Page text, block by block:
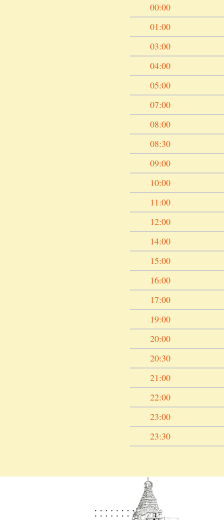
00:00
01:00
03:00
04:00
05:00
07:00
08:00
08:30
09:00
10:00
11:00
12:00
14:00
15:00
16:00
17:00
19:00
20:00
20:30
21:00
22:00
23:00
23:30